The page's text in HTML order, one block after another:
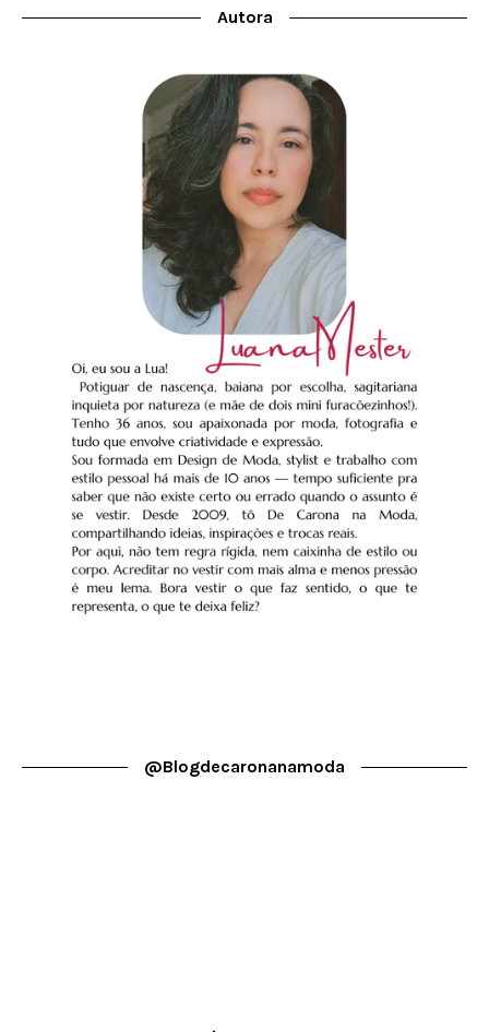
Autora
@blogdecaronanamoda